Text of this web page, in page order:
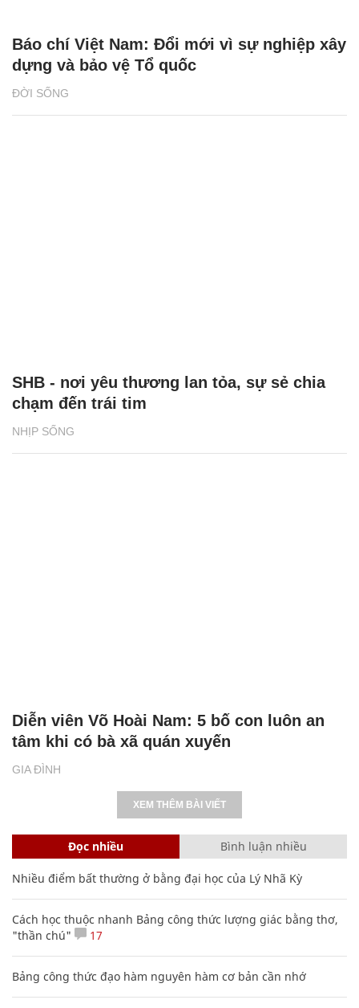
ĐỜI SỐNG
Báo chí Việt Nam: Đổi mới vì sự nghiệp xây
dựng và bảo vệ Tổ quốc
NHỊP SỐNG
SHB - nơi yêu thương lan tỏa, sự sẻ chia
chạm đến trái tim
GIA ĐÌNH
Diễn viên Võ Hoài Nam: 5 bố con luôn an
tâm khi có bà xã quán xuyến
XEM THÊM BÀI VIẾT
Đọc nhiều Bình luận nhiều
Nhiều điểm bất thường ở bằng đại học của Lý Nhã Kỳ
Cách học thuộc nhanh Bảng công thức lượng giác bằng thơ,
"thần chú"
17
Bảng công thức đạo hàm nguyên hàm cơ bản cần nhớ